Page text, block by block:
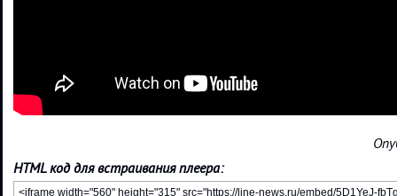
HTML код для встраивания плеера: